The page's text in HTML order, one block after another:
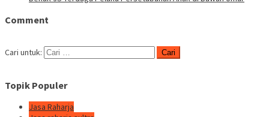
Comment
Cari untuk:
Topik Populer
Jasa Raharja